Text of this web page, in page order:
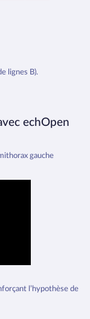
lignes B).
echOpen
gauche
l’hypothèse de